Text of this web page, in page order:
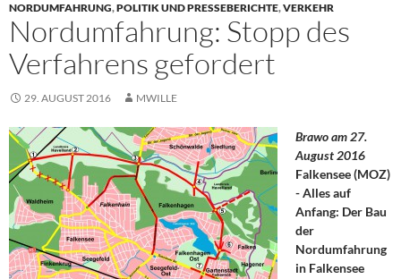
NORDUMFAHRUNG,POLITIK UND PRESSEBERICHTE,VERKEHR
Nordumfahrung: Stopp des
Verfahrens gefordert
29. AUGUST 2016 MWILLE
Brawo am 27.
August 2016
Falkensee (MOZ)
- Alles auf
Anfang: Der Bau
der
Nordumfahrung
in Falkensee